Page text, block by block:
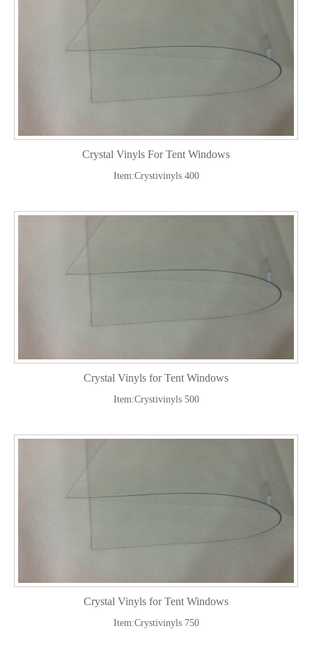
Crystal Vinyls For Tent Windows
Item:Crystivinyls 400
Crystal Vinyls for Tent Windows
Item:Crystivinyls 500
Crystal Vinyls for Tent Windows
Item:Crystivinyls 750